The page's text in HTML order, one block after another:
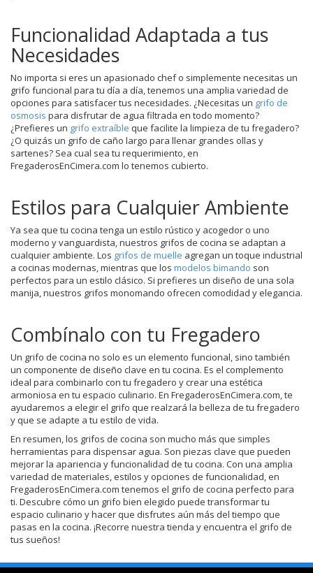
Funcionalidad Adaptada a tus
Necesidades
No importa si eres un apasionado chef o simplemente necesitas un
grifo funcional para tu día a día, tenemos una amplia variedad de
opciones para satisfacer tus necesidades. ¿Necesitas un grifo de
osmosis para disfrutar de agua filtrada en todo momento?
¿Prefieres un grifo extraíble que facilite la limpieza de tu fregadero?
¿O quizás un grifo de caño largo para llenar grandes ollas y
sartenes? Sea cual sea tu requerimiento, en
FregaderosEnCimera.com lo tenemos cubierto.
Estilos para Cualquier Ambiente
Ya sea que tu cocina tenga un estilo rústico y acogedor o uno
moderno y vanguardista, nuestros grifos de cocina se adaptan a
cualquier ambiente. Los grifos de muelle agregan un toque industrial
a cocinas modernas, mientras que los modelos bimando son
perfectos para un estilo clásico. Si prefieres un diseño de una sola
manija, nuestros grifos monomando ofrecen comodidad y elegancia.
Combínalo con tu Fregadero
Un grifo de cocina no solo es un elemento funcional, sino también
un componente de diseño clave en tu cocina. Es el complemento
ideal para combinarlo con tu fregadero y crear una estética
armoniosa en tu espacio culinario. En FregaderosEnCimera.com, te
ayudaremos a elegir el grifo que realzará la belleza de tu fregadero
y que se adapte a tu estilo de vida.
En resumen, los grifos de cocina son mucho más que simples
herramientas para dispensar agua. Son piezas clave que pueden
mejorar la apariencia y funcionalidad de tu cocina. Con una amplia
variedad de materiales, estilos y opciones de funcionalidad, en
FregaderosEnCimera.com tenemos el grifo de cocina perfecto para
ti. Descubre cómo un grifo bien elegido puede transformar tu
espacio culinario y hacer que disfrutes aún más del tiempo que
pasas en la cocina. ¡Recorre nuestra tienda y encuentra el grifo de
tus sueños!